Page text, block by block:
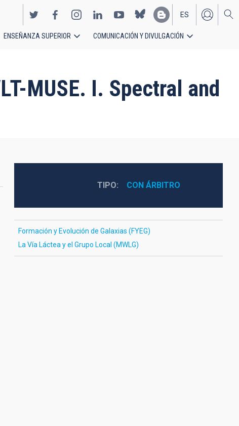
EN
ES
ENSEÑANZA SUPERIOR COMUNICACIÓN Y DIVULGACIÓN
MUSE. I. Spectral and
TIPO CON ÁRBITRO
Formación y Evolución de Galaxias (FYEG)
La Vía Láctea y el Grupo Local (MWLG)